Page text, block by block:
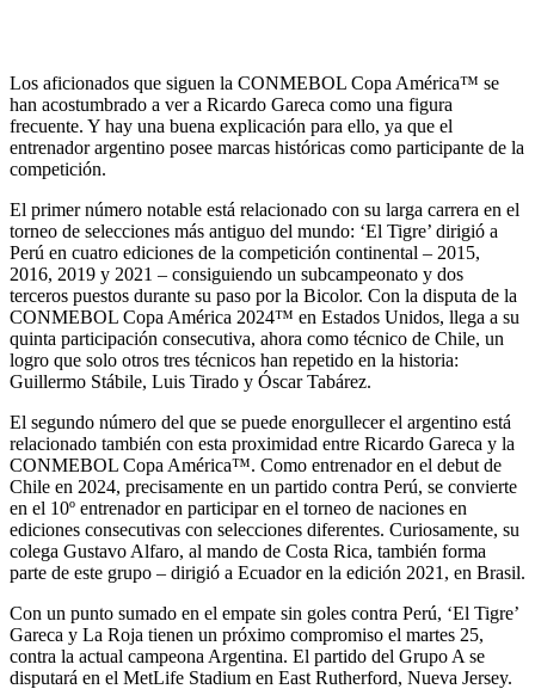
Los aficionados que siguen la CONMEBOL Copa América™ se
han acostumbrado a ver a Ricardo Gareca como una figura
frecuente. Y hay una buena explicación para ello, ya que el
entrenador argentino posee marcas históricas como participante de la
competición.
El primer número notable está relacionado con su larga carrera en el
torneo de selecciones más antiguo del mundo: ‘El Tigre’ dirigió a
Perú en cuatro ediciones de la competición continental – 2015,
2016, 2019 y 2021 – consiguiendo un subcampeonato y dos
terceros puestos durante su paso por la Bicolor. Con la disputa de la
CONMEBOL Copa América 2024™ en Estados Unidos, llega a su
quinta participación consecutiva, ahora como técnico de Chile, un
logro que solo otros tres técnicos han repetido en la historia:
Guillermo Stábile, Luis Tirado y Óscar Tabárez.
El segundo número del que se puede enorgullecer el argentino está
relacionado también con esta proximidad entre Ricardo Gareca y la
CONMEBOL Copa América™. Como entrenador en el debut de
Chile en 2024, precisamente en un partido contra Perú, se convierte
en el 10º entrenador en participar en el torneo de naciones en
ediciones consecutivas con selecciones diferentes. Curiosamente, su
colega Gustavo Alfaro, al mando de Costa Rica, también forma
parte de este grupo – dirigió a Ecuador en la edición 2021, en Brasil.
Con un punto sumado en el empate sin goles contra Perú, ‘El Tigre’
Gareca y La Roja tienen un próximo compromiso el martes 25,
contra la actual campeona Argentina. El partido del Grupo A se
disputará en el MetLife Stadium en East Rutherford, Nueva Jersey.